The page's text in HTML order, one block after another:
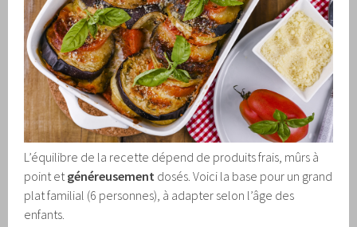
L’équilibre de la recette dépend de produits frais, mûrs à
point et généreusement dosés. Voici la base pour un grand
plat familial (6 personnes), à adapter selon l’âge des
enfants.